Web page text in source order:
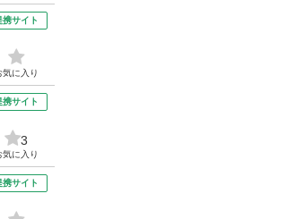
携サイト
気に入り
携サイト
3
気に入り
携サイト